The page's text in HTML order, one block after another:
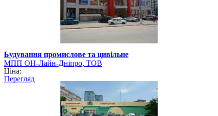
Будування промислове та цивільне
МПП ОН-Лайн-Дніпро, ТОВ
Ціна:
Перегляд